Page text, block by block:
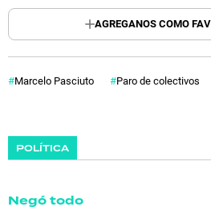
AGREGANOS COMO
Marcelo Pasciuto Paro de colectivos
POLÍTICA
Negó todo